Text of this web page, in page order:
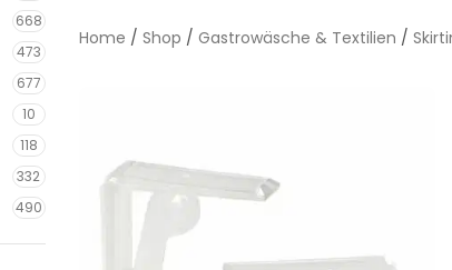
668
473
677
10
118
332
490
Home / Shop / Gastrowäsche & Textilien /